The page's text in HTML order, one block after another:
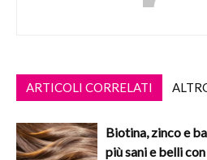
ARTICOLI CORRELATI
Biotina, zinco e
più sani e belli